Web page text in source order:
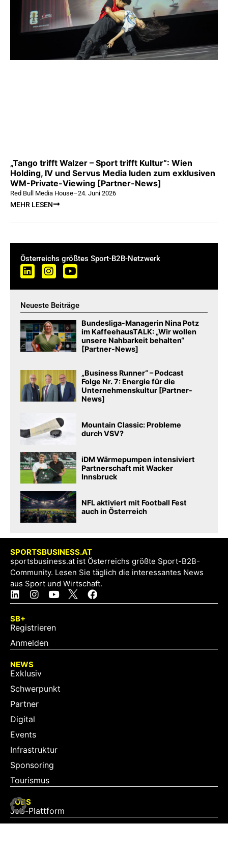
„Tango trifft Walzer – Sport trifft Kultur“: Wien
Holding, IV und Servus Media luden zum exklusiven
WM-Private-Viewing [Partner-News]
Red Bull Media House–24. Juni 2026
MEHR LESEN
Österreichs größtes Sport-B2B-Netzwerk
Neueste Beiträge
Bundesliga-Managerin Nina Potz
im KaffeehausTALK: „Wir wollen
unsere Nahbarkeit behalten“
[Partner-News]
„Business Runner“ – Podcast
Folge Nr. 7: Energie für die
Unternehmenskultur [Partner-
News]
Mountain Classic: Probleme
durch VSV?
iDM Wärmepumpen intensiviert
Partnerschaft mit Wacker
Innsbruck
NFL aktiviert mit Football Fest
auch in Österreich
SPORTSBUSINESS.AT
sportsbusiness.at ist Österreichs größte Sport-B2B-
Community. Lesen Sie täglich die interessantes News
aus Sport und Wirtschaft.
SB+
Registrieren
Anmelden
NEWS
Exklusiv
Schwerpunkt
Partner
Digital
Events
Infrastruktur
Sponsoring
Tourismus
JOBS
Job-Plattform